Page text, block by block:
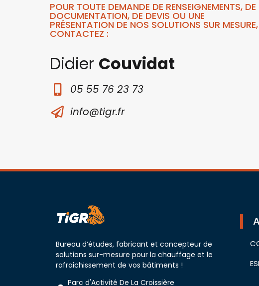
POUR TOUTE DEMANDE DE RENSEIGNEMENTS, DE
DOCUMENTATION, DE DEVIS OU UNE
PRÉSENTATION DE NOS SOLUTIONS SUR MESURE,
CONTACTEZ :
Didier Couvidat
05 55 76 23 73
info@tigr.fr
Bureau d’études, fabricant et concepteur de
solutions sur-mesure pour la chauffage et le
rafraichissement de vos bâtiments !
Parc d'Activité De La Croissière